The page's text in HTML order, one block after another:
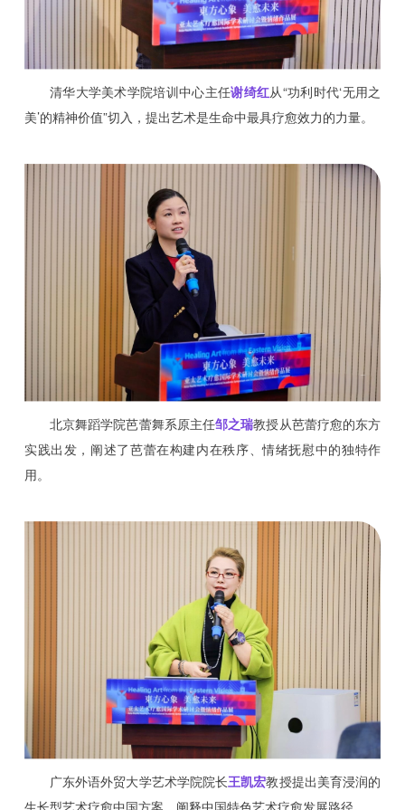
清华大学美术学院培训中心主任谢绮红从“功利时代‘无用之
美’的精神价值”切入，提出艺术是生命中最具疗愈效力的力量。
北京舞蹈学院芭蕾舞系原主任邹之瑞教授从芭蕾疗愈的东方
实践出发，阐述了芭蕾在构建内在秩序、情绪抚慰中的独特作
用。
广东外语外贸大学艺术学院院长王凯宏教授提出美育浸润的